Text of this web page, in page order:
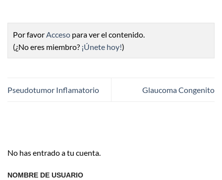
Por favorAcceso para ver el contenido.
(¿No eres miembro? ¡Únete hoy!)
Pseudotumor Inflamatorio Glaucoma Congenito
No has entrado a tu cuenta.
NOMBRE DE USUARIO